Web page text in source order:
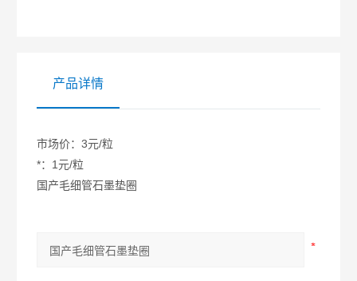
产品详情
市场价：3元/粒
*：1元/粒
国产毛细管石墨垫圈